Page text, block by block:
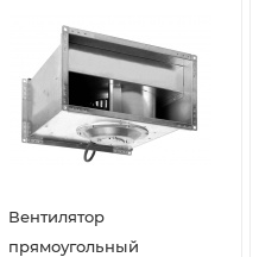
Вентилятор
прямоугольный